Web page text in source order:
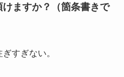
ますか？（箇条書きで
すぎない。